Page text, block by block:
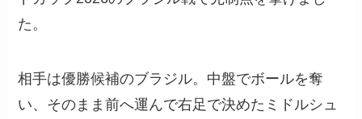
た。
相手は優勝候補のブラジル。中盤でボールを奪
い、そのまま前へ運んで右足で決めたミドルシュ